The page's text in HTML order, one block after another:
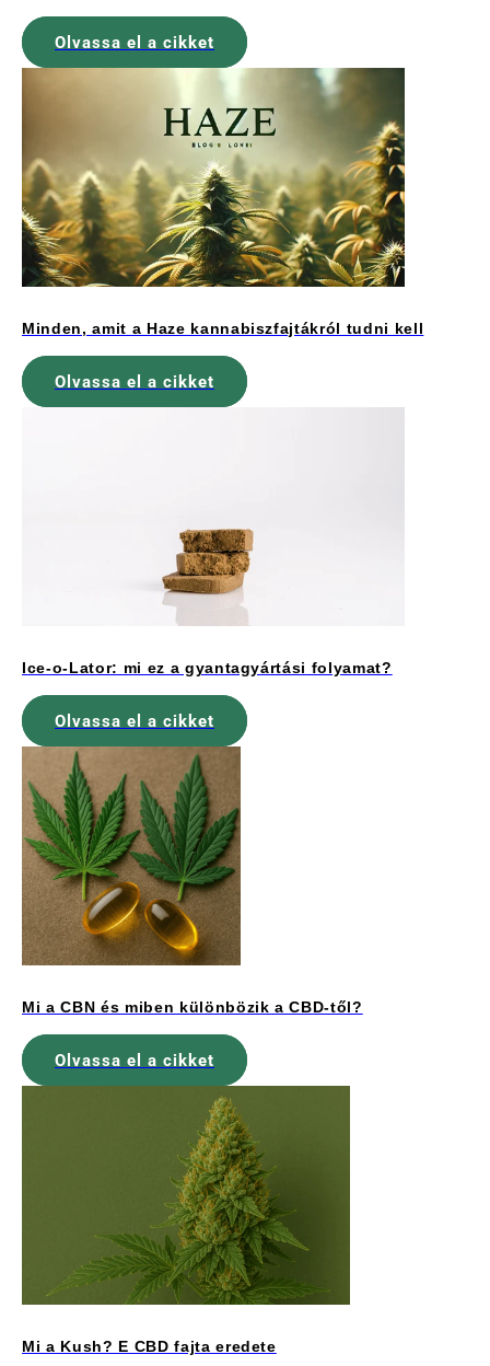
Olvassa el a cikket
Minden, amit a Haze kannabiszfajtákról tudni kell
Olvassa el a cikket
Ice-o-Lator: mi ez a gyantagyártási folyamat?
Olvassa el a cikket
Mi a CBN és miben különbözik a CBD-től?
Olvassa el a cikket
Mi a Kush? E CBD fajta eredete